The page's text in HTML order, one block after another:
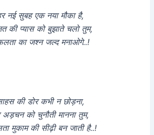
नई सुबह एक नया मौका है,
की प्यास को बुझाते चलो तुम,
का जश्न जल्द मनाओगे..!
की डोर कभी न छोड़ना,
अड़चन को चुनौती मानना तुम,
मुकाम की सीढ़ी बन जाती है..!